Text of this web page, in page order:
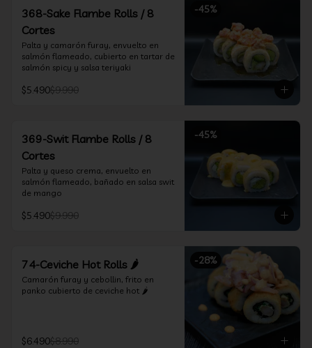
-45%
368-Sake Flambe Rolls / 8
Cortes
Palta y camarón furay, envuelto en
salmón flameado, cubierto en tartar de
salmón spicy y salsa teriyaki
$5.490$9.990
-45%
369-Swit Flambe Rolls / 8
Cortes
Palta y queso crema, envuelto en
salmón flameado, bañado en salsa swit
de mango
$5.490$9.990
-28%
74-Ceviche Hot Rolls 🌶️
Camarón furay y cebollin, frito en
panko cubierto de ceviche hot 🌶️
$6.490$8.990